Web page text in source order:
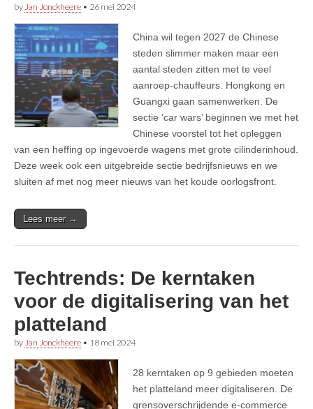
by Jan Jonckheere • 26 mei 2024
China wil tegen 2027 de Chinese
steden slimmer maken maar een
aantal steden zitten met te veel
aanroep-chauffeurs. Hongkong en
Guangxi gaan samenwerken. De
sectie ‘car wars’ beginnen we met het
Chinese voorstel tot het opleggen
van een heffing op ingevoerde wagens met grote cilinderinhoud.
Deze week ook een uitgebreide sectie bedrijfsnieuws en we
sluiten af met nog meer nieuws van het koude oorlogsfront.
Lees meer →
Techtrends: De kerntaken
voor de digitalisering van het
platteland
by Jan Jonckheere • 18 mei 2024
28 kerntaken op 9 gebieden moeten
het platteland meer digitaliseren. De
grensoverschrijdende e-commerce